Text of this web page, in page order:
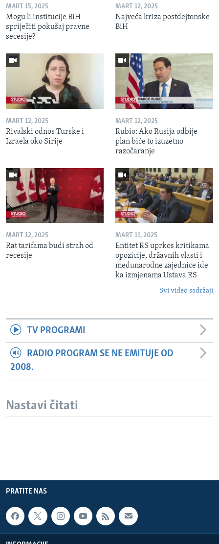
MART 15, 2025
Mogu li institucije BiH
spriječiti pokušaj pravne
secesije?
MART 12, 2025
Najveća kriza postdejtonske
BiH
MART 12, 2025
Rivalski odnos Turske i
Izraela oko Sirije
MART 12, 2025
Rubio: Ako Rusija odbije
plan biće to izuzetno
razočaranje
MART 12, 2025
Rat tarifama budi strah od
recesije
MART 11, 2025
Entitet RS uprkos kritikama
opozicije, državnih vlasti i
međunarodne zajednice ide
ka izmjenama Ustava RS
Svi video sadržaji
TV PROGRAMI
RADIO PROGRAM SE NE EMITUJE OD
2008.
Nastavi čitati
PRATITE NAS